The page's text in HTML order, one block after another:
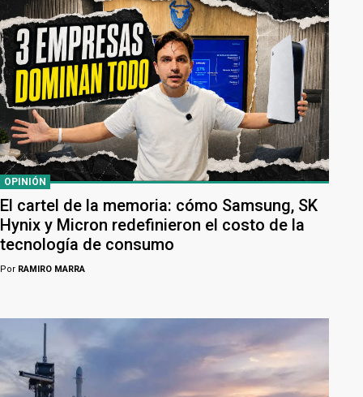
OPINIÓN
El cartel de la memoria: cómo Samsung, SK
Hynix y Micron redefinieron el costo de la
tecnología de consumo
Por RAMIRO MARRA